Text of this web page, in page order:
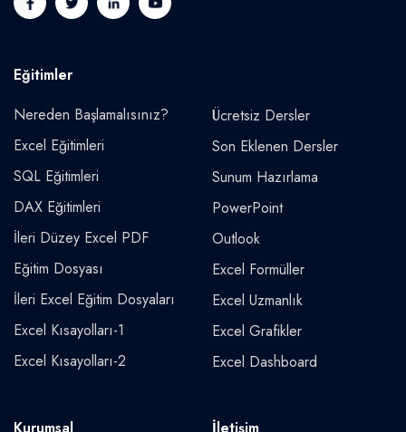
Eğitimler
Nereden Başlamalısınız?
Excel Eğitimleri
SQL Eğitimleri
DAX Eğitimleri
İleri Düzey Excel PDF
Eğitim Dosyası
İleri Excel Eğitim Dosyaları
Excel Kısayolları-1
Excel Kısayolları-2
Ücretsiz Dersler
Son Eklenen Dersler
Sunum Hazırlama
PowerPoint
Outlook
Excel Formüller
Excel Uzmanlık
Excel Grafikler
Excel Dashboard